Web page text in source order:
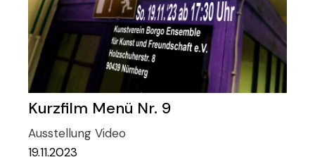
Kurzfilm Menü Nr. 9
AusstellungVideo
19.11.2023